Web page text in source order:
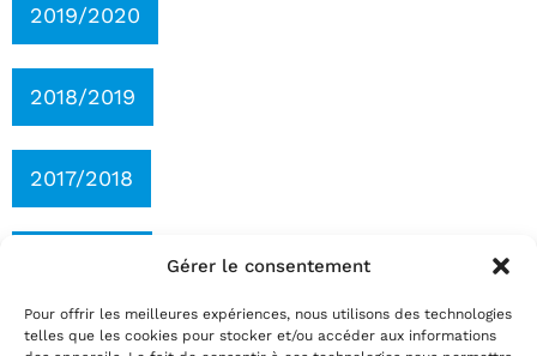
Gérer le consentement
Pour offrir les meilleures expériences, nous utilisons des technologies
telles que les cookies pour stocker et/ou accéder aux informations
2019/2020
2018/2019
2017/2018
2015/2016